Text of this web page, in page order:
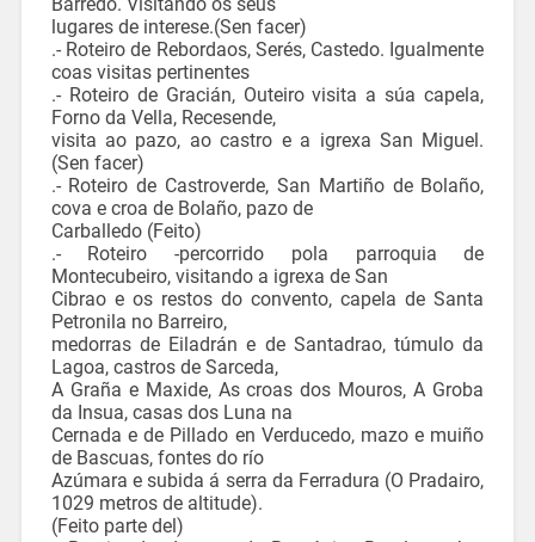
lugares de interese.(Sen facer)
.- Roteiro de Rebordaos, Serés, Castedo. Igualmente
coas visitas pertinentes
.- Roteiro de Gracián, Outeiro visita a súa capela,
Forno da Vella, Recesende,
visita ao pazo, ao castro e a igrexa San Miguel.
(Sen facer)
.- Roteiro de Castroverde, San Martiño de Bolaño,
cova e croa de Bolaño, pazo de
Carballedo (Feito)
.- Roteiro -percorrido pola parroquia de
Montecubeiro, visitando a igrexa de San
Cibrao e os restos do convento, capela de Santa
Petronila no Barreiro,
medorras de Eiladrán e de Santadrao, túmulo da
Lagoa, castros de Sarceda,
A Graña e Maxide, As croas dos Mouros, A Groba
da Insua, casas dos Luna na
Cernada e de Pillado en Verducedo, mazo e muiño
de Bascuas, fontes do río
Azúmara e subida á serra da Ferradura (O Pradairo,
1029 metros de altitude).
(Feito parte del)